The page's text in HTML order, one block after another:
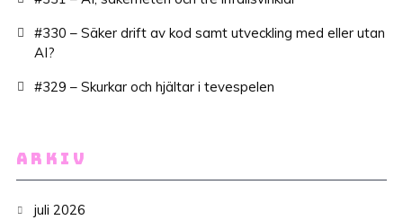
#330 – Säker drift av kod samt utveckling med eller utan
AI?
#329 – Skurkar och hjältar i tevespelen
ARKIV
juli 2026